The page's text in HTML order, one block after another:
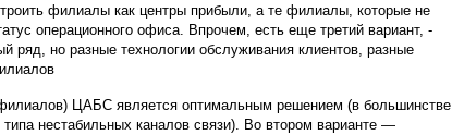
филиалы как центры прибыли, а те филиалы, которые не
операционного офиса. Впрочем, есть еще третий вариант, -
ряд, но разные технологии обслуживания клиентов, разные
ЦАБС является оптимальным решением (в большинстве
нестабильных каналов связи). Во втором варианте —